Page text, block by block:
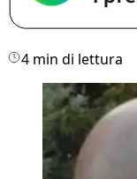
4 min di lettura